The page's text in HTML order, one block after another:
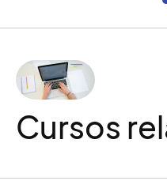
Cursos